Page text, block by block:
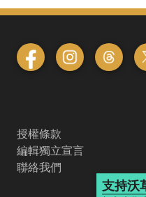
授權條款
編輯獨立宣言
聯絡我們
支持沃